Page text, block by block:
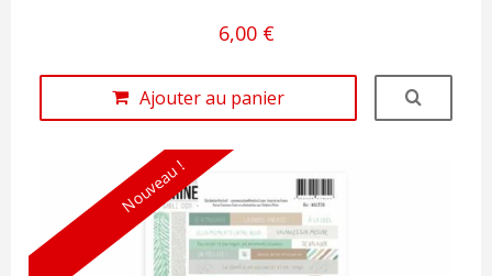
6,00 €
Ajouter au panier
Nouveau !